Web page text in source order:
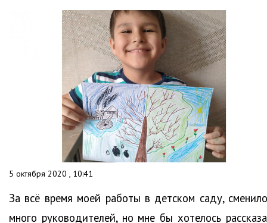
5 октября 2020 , 10:41
За всё время моей работы в детском саду,
много руководителей, но мне бы хотелось